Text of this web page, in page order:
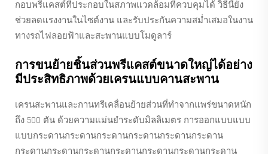
กอบพรีแคสต์ที่ประกอบในสภาพแวดล้อมที่ควบคุมได้ วิธีนี้ยัง
ช่วยลดแรงงานในไซต์งาน และรับประกันความสม่ำเสมอในงาน
ทางรถไฟลอยฟ้าและสะพานแบบโมดูลาร์
การขนย้ายชิ้นส่วนพรีแคสต์ขนาดใหญ่ได้อย่าง
มีประสิทธิภาพด้วยเครนแบบคานสะพาน
เครนสะพานและกานทรีเคลื่อนย้ายส่วนที่ทําจากแพร่ขนาดหนัก
ถึง 500 ตัน ด้วยความแม่นยําระดับมิลลิเมตร การออกแบบแบบ
แบบกระดานกระดานกระดานกระดานกระดานกระดาน
กระดานกระดานกระดานกระดานกระดานกระดานกระดาน